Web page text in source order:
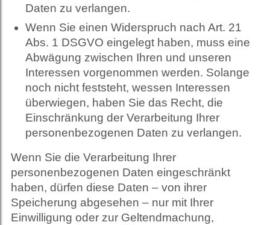
Daten zu verlangen.
Wenn Sie einen Widerspruch nach Art. 21
Abs. 1 DSGVO eingelegt haben, muss eine
Abwägung zwischen Ihren und unseren
Interessen vorgenommen werden. Solange
noch nicht feststeht, wessen Interessen
überwiegen, haben Sie das Recht, die
Einschränkung der Verarbeitung Ihrer
personenbezogenen Daten zu verlangen.
Wenn Sie die Verarbeitung Ihrer
personenbezogenen Daten eingeschränkt
haben, dürfen diese Daten – von ihrer
Speicherung abgesehen – nur mit Ihrer
Einwilligung oder zur Geltendmachung,